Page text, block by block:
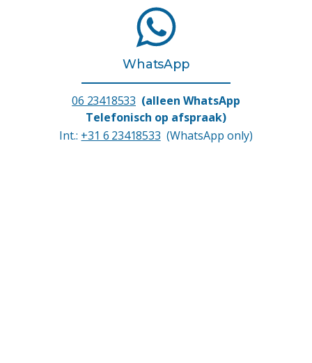
WhatsApp
06 23418533 (alleen WhatsApp
Telefonisch op afspraak)
Int.: +31 6 23418533 (WhatsApp only)